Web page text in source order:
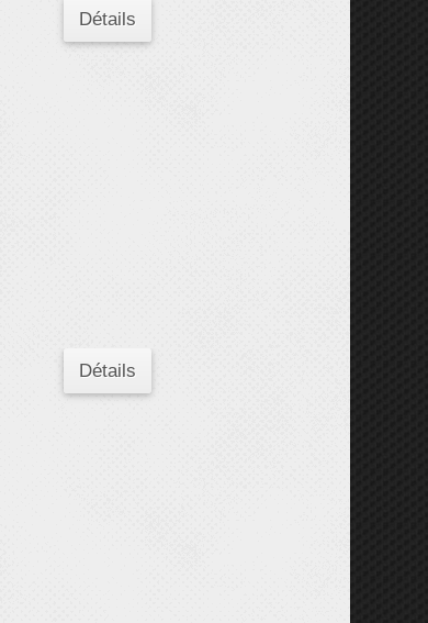
Détails
Détails